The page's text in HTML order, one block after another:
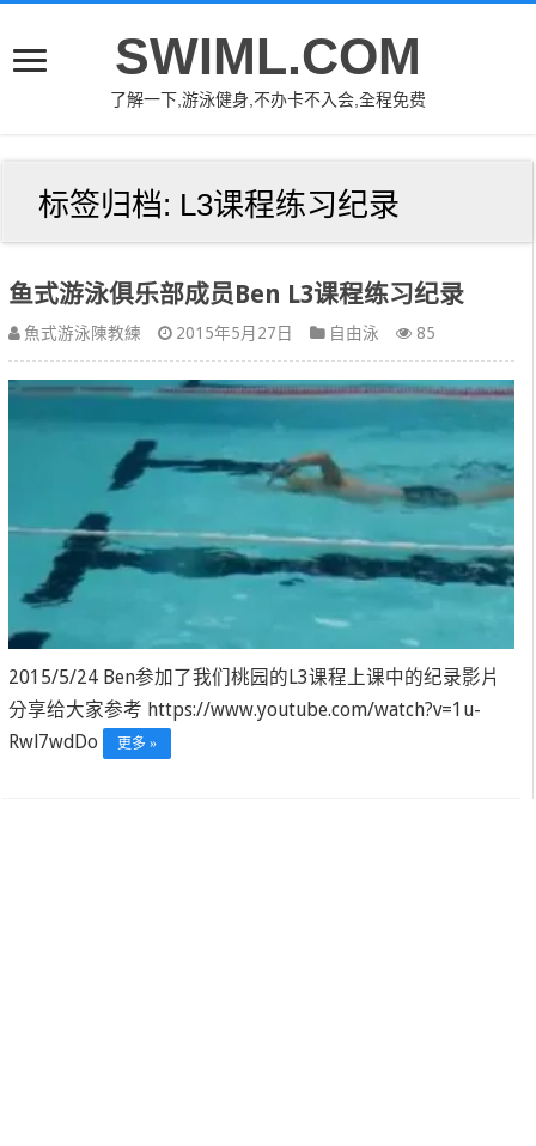
SWIML.COM
了解一下,游泳健身,不办卡不入会,全程免费
标签归档: L3课程练习纪录
鱼式游泳俱乐部成员Ben L3课程练习纪录
魚式游泳陳教練 2015年5月27日 自由泳 85
2015/5/24 Ben参加了我们桃园的L3课程上课中的纪录影片
分享给大家参考 https://www.youtube.com/watch?v=1u-
Rwl7wdDo
更多 »